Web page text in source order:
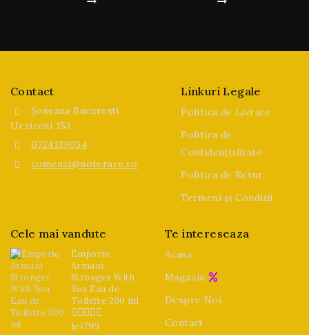
Contact
Șoseaua București
Urziceni 153
0724139054
comenzi@noterare.ro
Linkuri Legale
Politica de Livrare
Politica de
Confidențialitate
Politica de Retur
Termeni și Condiții
Cele mai vandute
Emporio
Armani
Stronger With
You Eau de
Toilette 200 ml
0
lei799
Te intereseaza
Acasa
Magazin
Despre Noi
Contact